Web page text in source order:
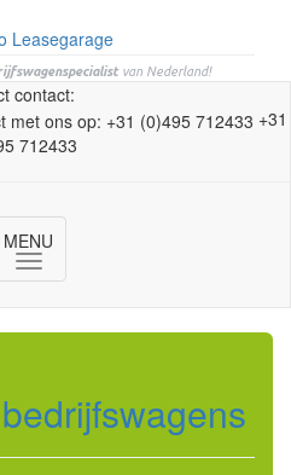
van Nederland!
contact:
+31
712433
MENU
Toggle
navigation